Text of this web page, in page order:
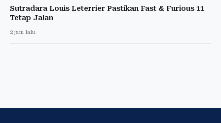
Sutradara Louis Leterrier Pastikan Fast & Furious 11
Tetap Jalan
2 jam lalu